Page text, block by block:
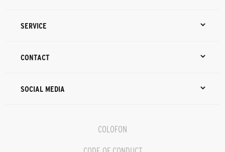
SERVICE
CONTACT
SOCIAL MEDIA
COLOFON